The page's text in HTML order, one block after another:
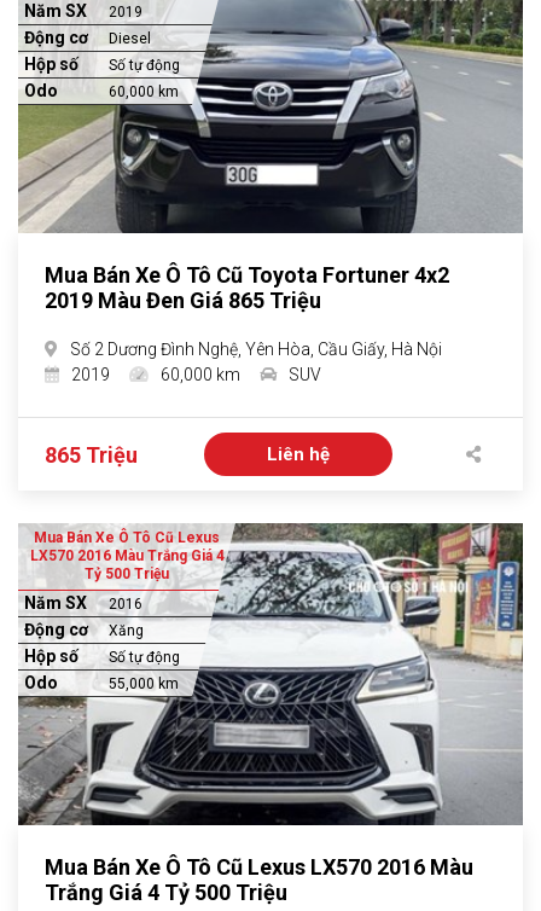
Năm SX 2019
Động cơ Diesel
Hộp số Số tự động
Odo 60,000 km
Mua Bán Xe Ô Tô Cũ Toyota Fortuner 4x2
2019 Màu Đen Giá 865 Triệu
Số 2 Dương Đình Nghệ, Yên Hòa, Cầu Giấy, Hà Nội
2019
60,000 km SUV
865 Triệu Liên hệ
Mua Bán Xe Ô Tô Cũ Lexus
LX570 2016 Màu Trắng Giá 4
Tỷ 500 Triệu
Năm SX 2016
Động cơ Xăng
Hộp số Số tự động
Odo 55,000 km
Mua Bán Xe Ô Tô Cũ Lexus LX570 2016 Màu
Trắng Giá 4 Tỷ 500 Triệu